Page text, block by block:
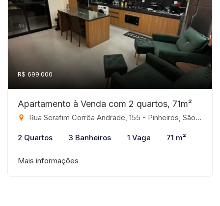
R$ 699.000
Apartamento à Venda com 2 quartos, 71m²
Rua Serafim Corrêa Andrade, 155 - Pinheiros, São José do Rio Preto-SP
2 Quartos 3 Banheiros 1 Vaga 71 m²
Mais informações